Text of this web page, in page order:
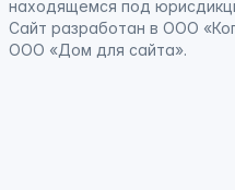
находящемся под
Сайт разработан в ООО
ООО «Дом для сайта».